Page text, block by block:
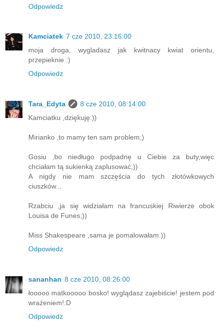
Odpowiedz
Kamciatek 7 cze 2010, 23:16:00
moja droga, wygladasz jak kwitnacy kwiat orientu,
przepieknie :)
Odpowiedz
Tara_Edyta
8 cze 2010, 08:14:00
Kamciatku ,dziękuję:))
Mirianko ,to mamy ten sam problem;)
Gosiu ,bo niedługo podpadnę u Ciebie za buty,więc
chciałam tą sukienką zaplusować;))
A nigdy nie mam szczęścia do tych złotówkowych
ciuszków...
Rzabciu ,ja się widziałam na francuskiej Riwierze obok
Louisa de Funes;))
Miss Shakespeare ,sama je pomalowałam:))
Odpowiedz
sananhan 8 cze 2010, 08:26:00
łooooo matkooooo bosko! wyglądasz zajebiście! jestem pod
wrażeniem!:D
Odpowiedz